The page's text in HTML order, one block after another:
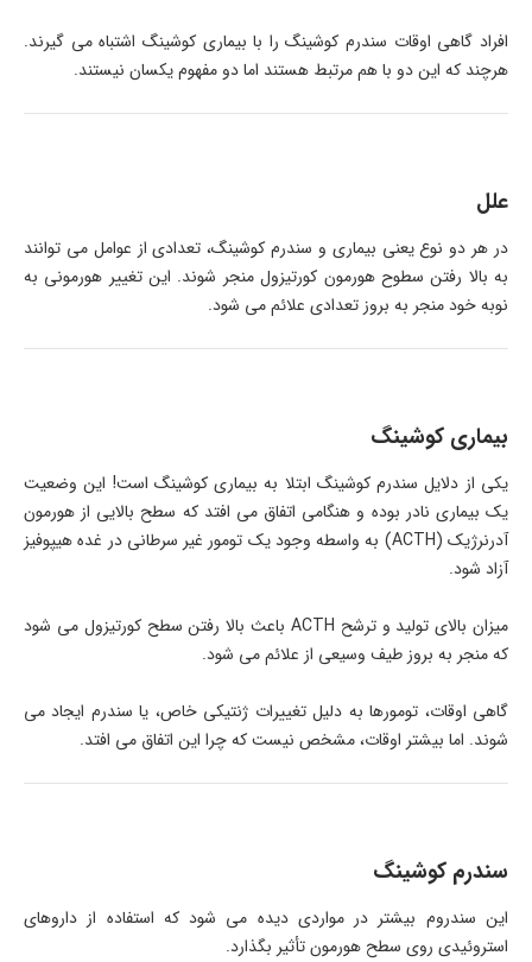
افراد گاهی اوقات سندرم کوشینگ را با بیماری کوشینگ اشتباه می گیرند.
هرچند که این دو با هم مرتبط هستند اما دو مفهوم یکسان نیستند.
علل
در هر دو نوع یعنی بیماری و سندرم کوشینگ، تعدادی از عوامل می توانند
به بالا رفتن سطوح هورمون کورتیزول منجر شوند. این تغییر هورمونی به
نوبه خود منجر به بروز تعدادی علائم می شود.
بیماری کوشینگ
یکی از دلایل سندرم کوشینگ ابتلا به بیماری کوشینگ است! این وضعیت
یک بیماری نادر بوده و هنگامی اتفاق می افتد که سطح بالایی از هورمون
آدرنرژیک (ACTH) به واسطه وجود یک تومور غیر سرطانی در غده هیپوفیز
آزاد شود.
میزان بالای تولید و ترشح ACTH باعث بالا رفتن سطح کورتیزول می شود
که منجر به بروز طیف وسیعی از علائم می شود.
گاهی اوقات، تومورها به دلیل تغییرات ژنتیکی خاص، یا سندرم ایجاد می
شوند. اما بیشتر اوقات، مشخص نیست که چرا این اتفاق می افتد.
سندرم کوشینگ
این سندروم بیشتر در مواردی دیده می شود که استفاده از داروهای
استروئیدی روی سطح هورمون تأثیر بگذارد.